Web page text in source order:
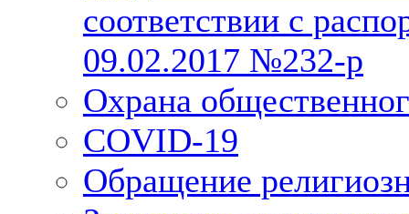
соответствии с
09.02.2017 №232-р
Охрана
COVID-19
Обращение